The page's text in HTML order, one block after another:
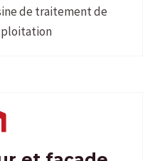
de traitement de